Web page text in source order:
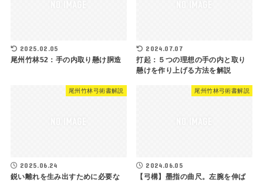
2025.02.05
尾州竹林52：手の内取り懸け胴造
2024.07.07
打起：５つの理想の手の内と取り
懸けを作り上げる方法を解説
尾州竹林弓術書解説
2025.06.24
鋭い離れを生み出すために必要な
尾州竹林弓術書解説
2024.06.05
【弓構】墨指の曲尺。左腕を伸ば